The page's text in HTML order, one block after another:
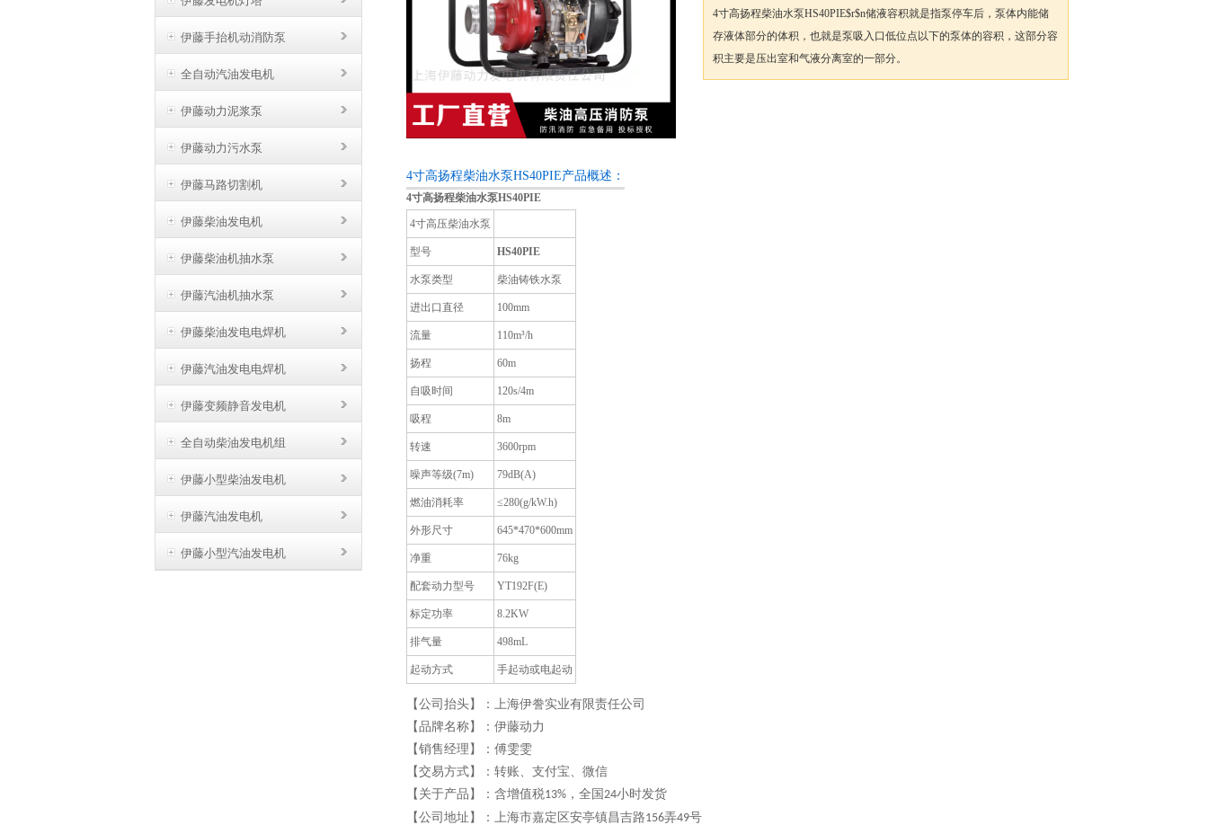
伊藤手抬机动消防泵
全自动汽油发电机
伊藤动力泥浆泵
伊藤动力污水泵
伊藤马路切割机
伊藤柴油发电机
伊藤柴油机抽水泵
伊藤汽油机抽水泵
伊藤柴油发电电焊机
伊藤汽油发电电焊机
伊藤变频静音发电机
全自动柴油发电机组
伊藤小型柴油发电机
伊藤汽油发电机
伊藤小型汽油发电机
4寸高扬程柴油水泵HS40PIE$r$n储液容积就是指泵停车后，泵体内能储
存液体部分的体积，也就是泵吸入口低位点以下的泵体的容积，这部分容
积主要是压出室和气液分离室的一部分。
4寸高扬程柴油水泵HS40PIE产品概述：
4寸高扬程柴油水泵HS40PIE
4寸高压柴油水泵
型号 HS40PIE
水泵类型 柴油铸铁水泵
进出口直径 100mm
流量 110m³/h
扬程 60m
自吸时间 120s/4m
吸程 8m
转速 3600rpm
噪声等级(7m) 79dB(A)
燃油消耗率 ≤280(g/kW.h)
外形尺寸 645*470*600mm
净重 76kg
配套动力型号 YT192F(E)
标定功率 8.2KW
排气量 498mL
起动方式 手起动或电起动
【公司抬头】：上海伊誊实业有限责任公司
【品牌名称】：伊藤动力
【销售经理】： 傅雯雯
【交易方式】： 转账、支付宝、微信
【关于产品】：含增值税13% ，全国 24小时发货
【公司地址】：上海市嘉定区安亭镇昌吉路156弄49号